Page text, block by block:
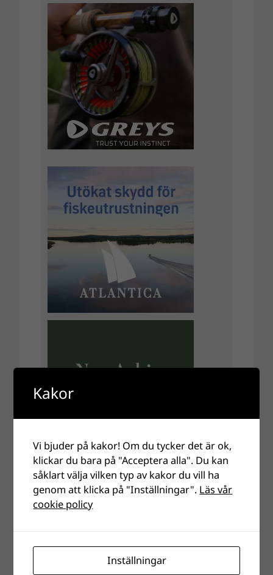
Kakor
Vi bjuder på kakor! Om du tycker det är ok,
klickar du bara på "Acceptera alla". Du kan
såklart välja vilken typ av kakor du vill ha
genom att klicka på "Inställningar". Läs vår
cookie policy
Inställningar